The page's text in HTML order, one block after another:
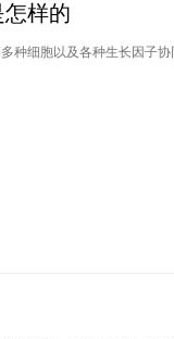
样的
种细胞以及各种生长因子协